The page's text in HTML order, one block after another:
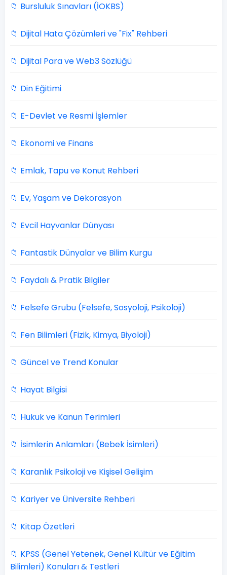
📁 Bursluluk Sınavları (İOKBS)
📁 Dijital Hata Çözümleri ve "Fix" Rehberi
📁 Dijital Para ve Web3 Sözlüğü
📁 Din Eğitimi
📁 E-Devlet ve Resmi İşlemler
📁 Ekonomi ve Finans
📁 Emlak, Tapu ve Konut Rehberi
📁 Ev, Yaşam ve Dekorasyon
📁 Evcil Hayvanlar Dünyası
📁 Fantastik Dünyalar ve Bilim Kurgu
📁 Faydalı & Pratik Bilgiler
📁 Felsefe Grubu (Felsefe, Sosyoloji, Psikoloji)
📁 Fen Bilimleri (Fizik, Kimya, Biyoloji)
📁 Güncel ve Trend Konular
📁 Hayat Bilgisi
📁 Hukuk ve Kanun Terimleri
📁 İsimlerin Anlamları (Bebek İsimleri)
📁 Karanlık Psikoloji ve Kişisel Gelişim
📁 Kariyer ve Üniversite Rehberi
📁 Kitap Özetleri
📁 KPSS (Genel Yetenek, Genel Kültür ve Eğitim
Bilimleri) Konuları & Testleri